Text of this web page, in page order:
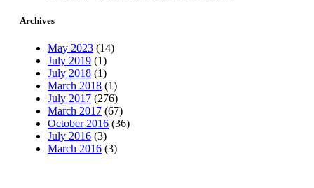
Archives
May 2023 (14)
July 2019 (1)
July 2018 (1)
March 2018 (1)
July 2017 (276)
March 2017 (67)
October 2016 (36)
July 2016 (3)
March 2016 (3)